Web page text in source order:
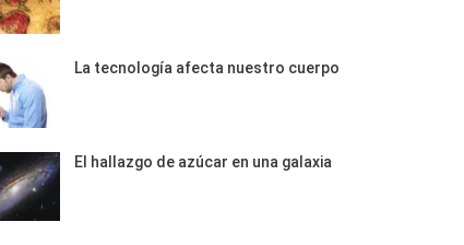
La tecnología afecta nuestro cuerpo
El hallazgo de azúcar en una galaxia